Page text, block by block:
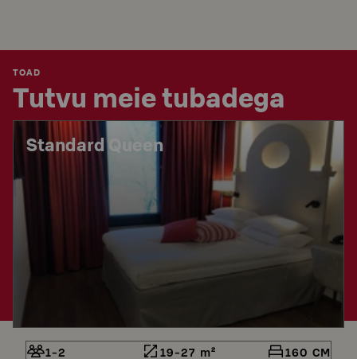
TOAD
Tutvu meie tubadega
Standard Queen
1-2 19-27 m² 160 CM